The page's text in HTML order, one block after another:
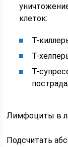
клеток:
Т-
Т-
Т-
Лимфоциты в
Подсчитать